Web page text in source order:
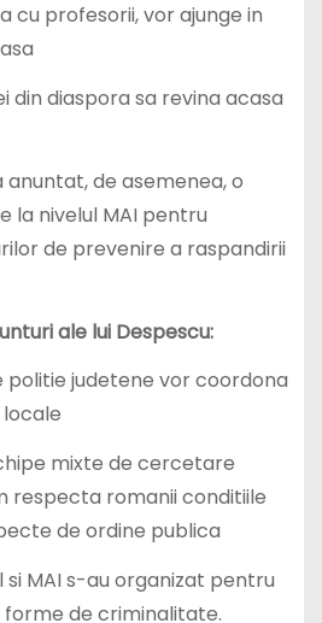
cu profesorii, vor ajunge in
din diaspora sa revina acasa
anuntat, de asemenea, o
la nivelul MAI pentru
de prevenire a raspandirii
ale lui Despescu:
judetene vor coordona
mixte de cercetare
respecta romanii conditiile
de ordine publica
MAI s-au organizat pentru
de criminalitate.